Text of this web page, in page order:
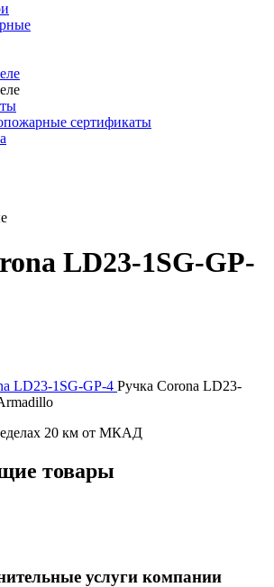
сертификаты
LD23-1SG-GP-
Ручка Corona LD23-
20 км от МКАД
товары
услуги компании